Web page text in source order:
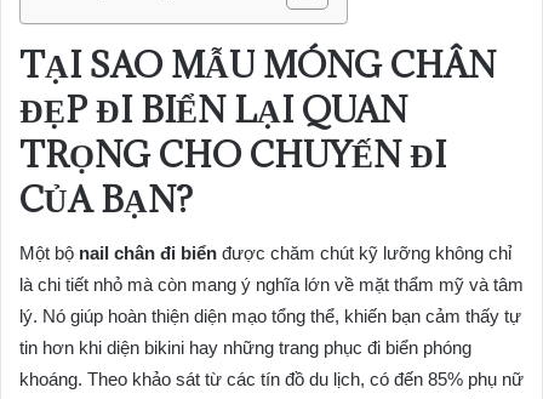
TẠI SAO MẪU MÓNG CHÂN
ĐẸP ĐI BIỂN LẠI QUAN
TRỌNG CHO CHUYẾN ĐI
CỦA BẠN?
Một bộ nail chân đi biển được chăm chút kỹ lưỡng không chỉ
là chi tiết nhỏ mà còn mang ý nghĩa lớn về mặt thẩm mỹ và tâm
lý. Nó giúp hoàn thiện diện mạo tổng thể, khiến bạn cảm thấy tự
tin hơn khi diện bikini hay những trang phục đi biển phóng
khoáng. Theo khảo sát từ các tín đồ du lịch, có đến 85% phụ nữ